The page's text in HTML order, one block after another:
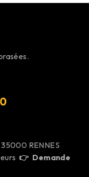
0
RENNES
👉 Demande